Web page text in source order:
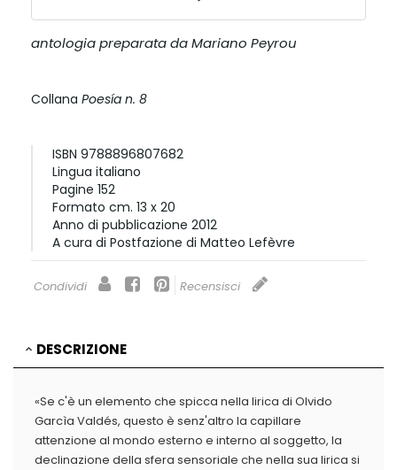
antologia preparata da Mariano Peyrou
Collana Poesía n. 8
ISBN 9788896807682
Lingua italiano
Pagine 152
Formato cm. 13 x 20
Anno di pubblicazione 2012
A cura di Postfazione di Matteo Lefèvre
Condividi Recensisci
DESCRIZIONE
«Se c'è un elemento che spicca nella lirica di Olvido
Garcìa Valdés, questo è senz'altro la capillare
attenzione al mondo esterno e interno al soggetto, la
declinazione della sfera sensoriale che nella sua lirica si